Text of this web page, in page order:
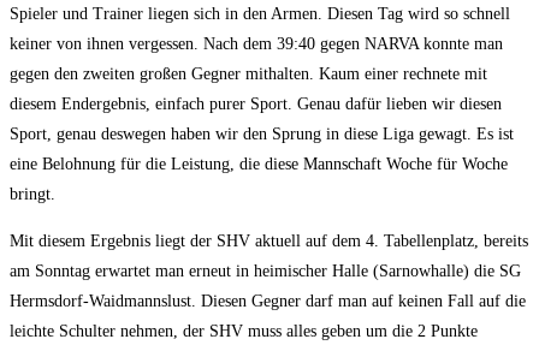
Spieler und Trainer liegen sich in den Armen. Diesen Tag wird so schnell
keiner von ihnen vergessen. Nach dem 39:40 gegen NARVA konnte man
gegen den zweiten großen Gegner mithalten. Kaum einer rechnete mit
diesem Endergebnis, einfach purer Sport. Genau dafür lieben wir diesen
Sport, genau deswegen haben wir den Sprung in diese Liga gewagt. Es ist
eine Belohnung für die Leistung, die diese Mannschaft Woche für Woche
bringt.
Mit diesem Ergebnis liegt der SHV aktuell auf dem 4. Tabellenplatz, bereits
am Sonntag erwartet man erneut in heimischer Halle (Sarnowhalle) die SG
Hermsdorf-Waidmannslust. Diesen Gegner darf man auf keinen Fall auf die
leichte Schulter nehmen, der SHV muss alles geben um die 2 Punkte